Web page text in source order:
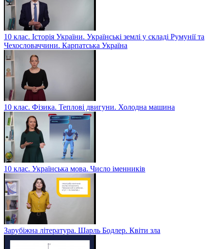
10 клас. Історія України. Українські землі у складі Румунії та
Чехословаччини. Карпатська Україна
10 клас. Фізика. Теплові двигуни. Холодна машина
10 клас. Українська мова. Число іменників
Зарубіжна література. Шарль Бодлер. Квіти зла